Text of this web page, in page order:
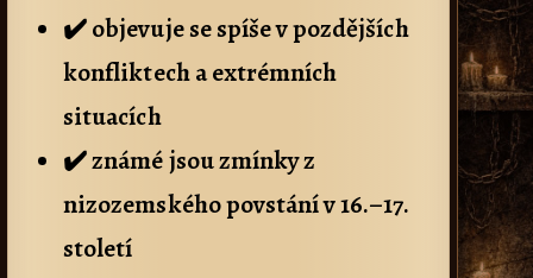
✔️ objevuje se spíše v pozdějších
konfliktech a extrémních
situacích
✔️ známé jsou zmínky z
nizozemského povstání v 16.–17.
století